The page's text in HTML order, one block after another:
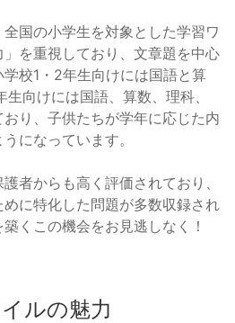
全国の小学生を対象とした学習ワ
を重視しており、文章題を中心
校1・2年生向けには国語と算
向けには国語、算数、理科、
り、子供たちが学年に応じた内
になっています。
者からも高く評価されており、
めに特化した問題が多数収録され
くこの機会をお見逃しなく！
ルの魅力